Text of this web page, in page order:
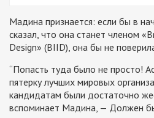
Мадина признается: если бы в
сказал, что она станет членом
Design» (BIID), она бы не
“Попасть туда было не просто!
пятерку лучших мировых
кандидатам были достаточно
вспоминает Мадина, — Должен